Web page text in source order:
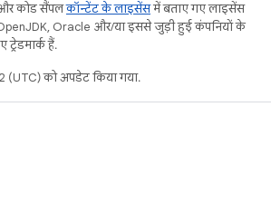
कोड सैंपलकॉन्टेंट के लाइसेंसमें बताए गए लाइसेंस
Oracle और/या इससे जुड़ी हुई कंपनियों के
ट्रेडमार्क हैं.
को अपडेट किया गया.